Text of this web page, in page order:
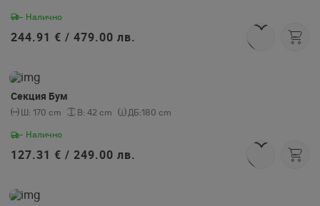
- Налично
244.91 € / 479.00 лв.
Секция Бум
Ш: 170 cm В: 42 cm ДБ:180 cm
- Налично
127.31 € / 249.00 лв.